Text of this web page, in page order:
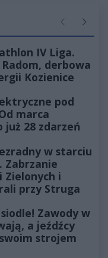
Poprzednie
IV Liga.
derbowa
Kozienice
pod
marca
28 zdarzeń
w starciu
Zabrzanie
Zielonych i
przy Struga
Zawody w
a jeźdźcy
strojem